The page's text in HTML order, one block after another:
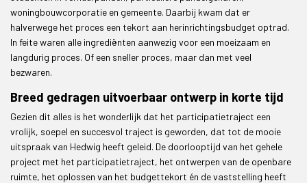
woningbouwcorporatie en gemeente. Daarbij kwam dat er
halverwege het proces een tekort aan herinrichtingsbudget optrad.
In feite waren alle ingrediënten aanwezig voor een moeizaam en
langdurig proces. Of een sneller proces, maar dan met veel
bezwaren.
Breed gedragen uitvoerbaar ontwerp in korte tijd
Gezien dit alles is het wonderlijk dat het participatietraject een
vrolijk, soepel en succesvol traject is geworden, dat tot de mooie
uitspraak van Hedwig heeft geleid. De doorlooptijd van het gehele
project met het participatietraject, het ontwerpen van de openbare
ruimte, het oplossen van het budgettekort én de vaststelling heeft